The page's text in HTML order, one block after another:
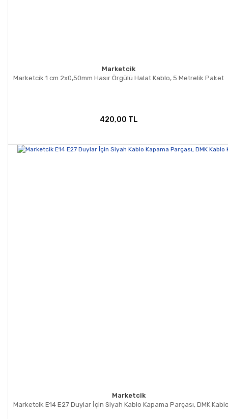
Marketcik
Marketcik 1 cm 2x0,50mm Hasır Örgülü Halat Kablo, 5 Metrelik Paket
420,00 TL
Marketcik
Marketcik E14 E27 Duylar İçin Siyah Kablo Kapama Parçası, DMK